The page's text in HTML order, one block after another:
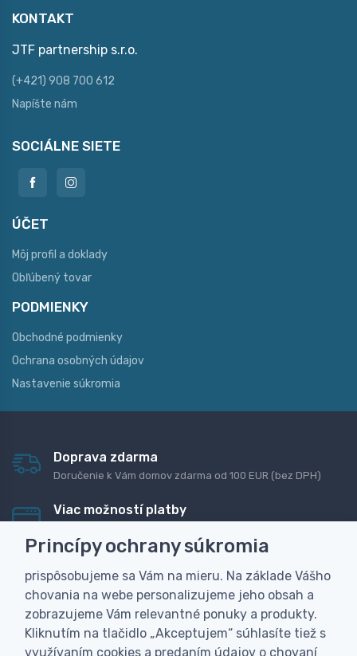
KONTAKT
JTF partnership s.r.o.
(+421) 908 700 612
Napíšte nám
SOCIÁLNE SIETE
ÚČET
Môj profil a doklady
Obľúbený tovar
PODMIENKY
Obchodné podmienky
Ochrana osobných údajov
Nastavenie súkromia
Doprava zdarma
Doručenie k Vám domov zdarma od 100 EUR (bez DPH)
Viac možností platby
dobierku
Personalizácia
Vyrobíme Vám vlastný originálny darček
Skúsenosť
Široký sortiment, z ktorého Vám pomôžeme vybrať
Princípy ochrany súkromia
prispôsobujeme sa Vám na mieru. Na základe Vášho
chovania na webe personalizujeme jeho obsah a
zobrazujeme Vám relevantné ponuky a produkty.
Kliknutím na tlačidlo „Akceptujem“ súhlasíte tiež s
využívaním cookies a predaním údajov o chovaní